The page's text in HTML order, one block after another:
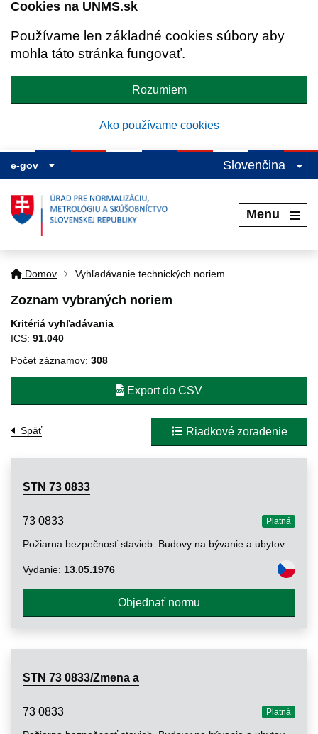
Cookies na UNMS.sk
Používame len základné cookies súbory aby
mohla táto stránka fungovať.
Rozumiem
Ako používame cookies
e-gov Slovenčina
Menu
Domov Vyhľadávanie technických noriem
Zoznam vybraných noriem
Kritériá vyhľadávania
ICS: 91.040
Počet záznamov: 308
Export do CSV
Späť Riadkové zoradenie
STN 73 0833
73 0833 Platná
Vydanie: 13.05.1976
Objednať normu
STN 73 0833/Zmena a
73 0833 Platná